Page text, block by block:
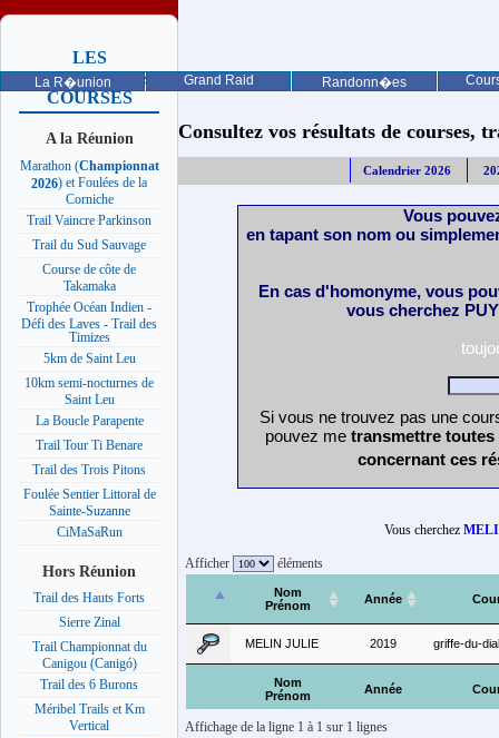
La R�union Grand Raid Randonn�es
LES
PROCHAINES
COURSES
A la Réunion
Marathon (Championnat
2026) et Foulées de la
Corniche
Trail Vaincre Parkinson
Trail du Sud Sauvage
Course de côte de
Takamaka
Trophée Océan Indien -
Défi des Laves - Trail des
Timizes
5km de Saint Leu
10km semi-nocturnes de
Saint Leu
La Boucle Parapente
Trail Tour Ti Benare
Trail des Trois Pitons
Foulée Sentier Littoral de
Sainte-Suzanne
CiMaSaRun
Hors Réunion
Trail des Hauts Forts
Sierre Zinal
Trail Championnat du
Canigou (Canigó)
Trail des 6 Burons
Méribel Trails et Km
Vertical
Consultez vos résultats de courses,
Calendrier 2026
Vous
en tapant son nom ou
En cas d'homonyme, vous
vous cherchez
Si vous ne trouvez pas une
pouvez me transmettre
concernant ces
Vous cherchez
Afficher éléments
Nom
Prénom
Année
Nom
Prénom
Année
MELIN JULIE 2019 griffe-du-
Affichage de la ligne 1 à 1 sur 1 lignes